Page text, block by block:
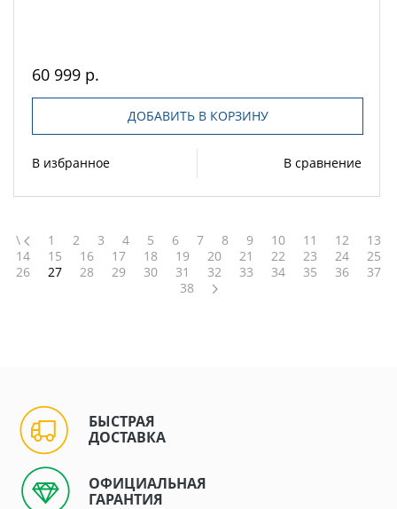
60 999 р.
ДОБАВИТЬ В КОРЗИНУ
В избранное В сравнение
\ 1 2 3 4 5 6 7 8 9 10 11 12
13
14
15 16 17 18 19 20 21 22 23 24
25
26
27 28 29 30 31 32 33 34 35 36
37
38
БЫСТРАЯ
ДОСТАВКА
ОФИЦИАЛЬНАЯ
ГАРАНТИЯ